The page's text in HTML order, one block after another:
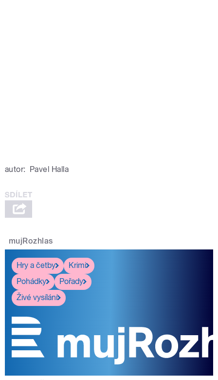
autor: Pavel Halla
mujRozhlas
Hry a četby
Krimi
Pohádky
Pořady
Živé vysílání